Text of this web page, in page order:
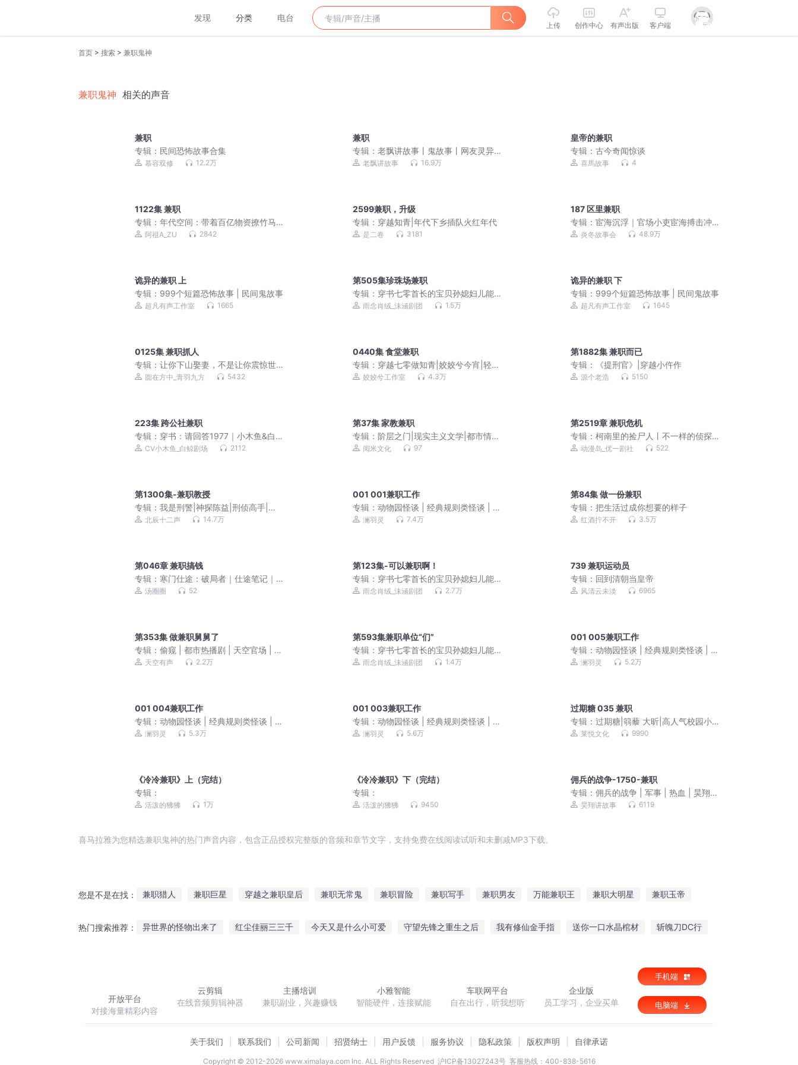
发现 分类 电台
上传 创作中心 有声出版 客户端
首页 > 搜索 > 兼职鬼神
兼职鬼神 相关的声音
兼职
专辑： 民间恐怖故事合集
慕容双修 12.2万
兼职
专辑：老飘讲故事丨鬼故事丨网友灵异
经历老飘讲故事 16.9万
皇帝的兼职
专辑：古今奇闻惊谈
喜馬故事 4
1122集 兼职
专辑： 年代空间：带着百亿物资撩竹马|
穿越七零|爆笑欢脱甜宠种田文|真人多人
阿祖A_ZU 2842
2599兼职，升级
专辑： 穿越知青|年代下乡插队火红年代
是二卷 3181
187 区里兼职
专辑：宦海沉浮｜官场小吏宦海搏击冲
天 炎冬故事会 48.9万
诡异的兼职 上
专辑： 999个短篇恐怖故事 | 民间鬼故事
超凡有声工作室 1665
第505集珍珠场兼职
专辑： 穿书七零首长的宝贝孙媳妇儿能
挣钱 | 年代种田| 系统 |爆笑爽文 |VIP免
雨念肖绒_沫涵剧团 1.5万
诡异的兼职 下
专辑： 999个短篇恐怖故事 | 民间鬼故事
超凡有声工作室 1645
0125集 兼职抓人
专辑： 让你下山娶妻，不是让你震惊世
界！| 杀伐果断 | 霸榜神作 | 多女主 | 无
圆在方中_青羽九方 5432
0440集 食堂兼职
专辑： 穿越七零做知青|姣姣兮今宵|轻松
向发家致富群像爽文
姣姣兮工作室 4.3万
第1882集 兼职而已
专辑：
《提刑官》|穿越小仵作
源个老浩 5150
223集 跨公社兼职
专辑： 穿书：请回答1977｜小木鱼&白
鲸剧场｜种田年代 ｜重生致富
CV小木鱼_白鲸剧场 2112
第37集 家教兼职
专辑：阶层之门|现实主义文学|都市情
感|草根大学生
阅米文化 97
第2519章 兼职危机
专辑：柯南里的捡尸人丨不一样的侦探
故事动漫岛_优一剧社 522
第1300集-兼职教授
专辑： 我是刑警|神探陈益|刑侦高手|降
维破案|身临其境
北辰十二声 14.7万
001 001兼职工作
专辑：动物园怪谈 | 经典规则类怪谈 | 悬
疑烧脑
澜羽灵 7.4万
第84集 做一份兼职
专辑：把生活过成你想要的样子
红酒拧不开 3.5万
第046章 兼职搞钱
专辑： 寒门仕途：破局者｜仕途笔记｜
寒门贵子的巅峰征途
汤圈圈 52
第123集-可以兼职啊！
专辑： 穿书七零首长的宝贝孙媳妇儿能
挣钱 | 年代种田| 系统 |爆笑爽文 |VIP免
雨念肖绒_沫涵剧团 2.7万
739 兼职运动员
专辑： 回到清朝当皇帝
风清云未淡 6965
第353集 做兼职舅舅了
专辑： 偷窥 | 都市热播剧 | 天空官场 | 多
播精品
天空有声 2.2万
第593集兼职单位“们”
专辑： 穿书七零首长的宝贝孙媳妇儿能
挣钱 | 年代种田| 系统 |爆笑爽文 |VIP免
雨念肖绒_沫涵剧团 1.4万
001 005兼职工作
专辑：动物园怪谈 | 经典规则类怪谈 | 悬
疑烧脑
澜羽灵 5.2万
001 004兼职工作
专辑： 动物园怪谈 | 经典规则类怪谈 | 悬
疑烧脑
澜羽灵 5.3万
001 003兼职工作
专辑：动物园怪谈 | 经典规则类怪谈 | 悬
疑烧脑
澜羽灵 5.6万
过期糖 035 兼职
专辑：过期糖|篛藜 大昕|高人气校园小
甜饼|现代都市言情
莱悦文化 9990
《冷冷兼职》上（完结）
专辑：
活泼的狒狒 1万
《冷冷兼职》下（完结）
专辑：
活泼的狒狒 9450
佣兵的战争-1750-兼职
专辑：佣兵的战争 | 军事 | 热血 | 昊翔演
播 | 精品多人剧
昊翔讲故事 6119
喜马拉雅为您精选兼职鬼神的热门声音内容，包含正品授权完整版的音频和章节文字，支持免费在线阅读试听和未删减MP3下载。
您是不是在找： 兼职猎人 兼职巨星 穿越之兼职皇后 兼职无常鬼 兼职冒险 兼职写手 兼职男友 万能兼职王 兼职大明星 兼职玉帝
热门搜索推荐： 异世界的怪物出来了 红尘佳丽三三千 今天又是什么小可爱 守望先锋之重生之后 我有修仙金手指 送你一口水晶棺材 斩魄刀DC行
开放平台
对接海量精彩内容
云剪辑
在线音频剪辑神器
主播培训
兼职副业，兴趣赚钱
小雅智能
智能硬件，连接赋能
车联网平台
自在出行，听我想听
企业版
员工学习，企业买单
手机端
电脑端
关于我们 联系我们 公司新闻 招贤纳士 用户反馈 服务协议 隐私政策 版权声明 自律承诺
Copyright © 2012-2026www.ximalaya.com lnc. ALL Rights Reserved 沪ICP备13027243号 客服热线：400-838-5616